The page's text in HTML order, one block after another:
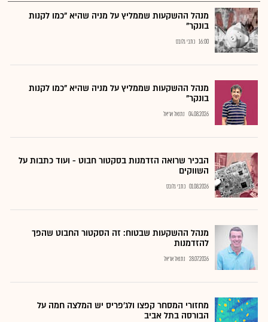
מנהל ההשקעות שממליץ על מניה שהיא "כמו לקנות
בונקר"
16:00 כתבי גלובס
מנהל ההשקעות שממליץ על מניה שהיא "כמו לקנות
בונקר"
04.08.2026 נתנאל אריאל
הבכיר שרואה הזדמנות בסקטור חבוט - ועוד כתבות על
השווקים
01.08.2026 כתבי גלובס
מנהל ההשקעות שבטוח: זה הסקטור החבוט שהפך
להזדמנות
28.07.2026 נתנאל אריאל
מחזורי המסחר קפצו ולג'פריס יש המלצה חמה על
הבורסה בתל אביב